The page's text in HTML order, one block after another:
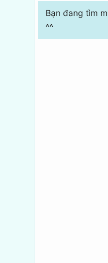
Bạn đang tìm
^^